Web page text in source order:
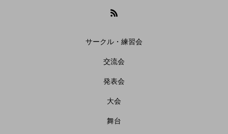
サークル・練習会
交流会
発表会
大会
舞台